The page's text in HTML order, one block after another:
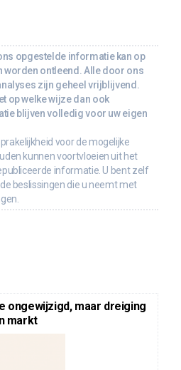
opgestelde informatie kan op
worden ontleend. Alle door ons
zijn geheel vrijblijvend.
op welke wijze dan ook
blijven volledig voor uw eigen
voor de mogelijke
kunnen voortvloeien uit het
informatie. U bent zelf
beslissingen die u neemt met
ongewijzigd, maar dreiging
markt